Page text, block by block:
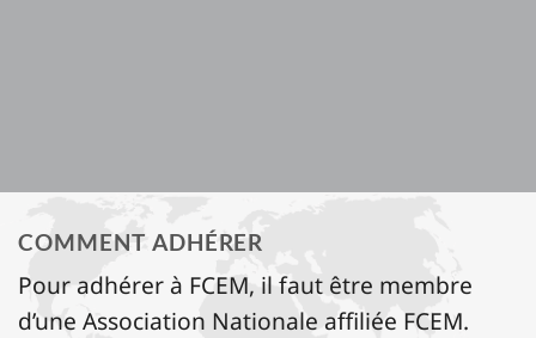
COMMENT ADHÉRER
Pour adhérer à FCEM, il faut être membre
d’une Association Nationale affiliée FCEM.